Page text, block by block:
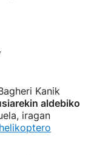
Kanik
aldebiko
iragan